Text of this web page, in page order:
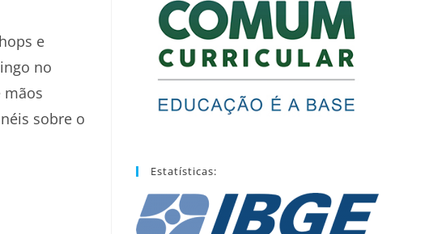
e
no
mãos
sobre o
Estatísticas: